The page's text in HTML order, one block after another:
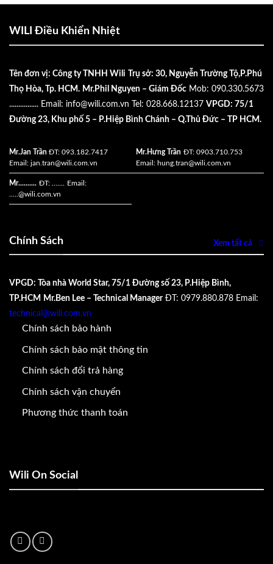
WILI Điều Khiển Nhiệt
Tên đơn vị: Công ty TNHH Wili Trụ sở: 30, Nguyễn Trường Tộ,P.Phú
Thọ Hòa, Tp. HCM. Mr.Phil Nguyen – Giám Đốc Mob: 090.330.5673
................ Email: info@wili.com.vn Tel: 028.668.12137 VPGD: 75/1
Đường 23, Khu phố 5 – P.Hiệp Bình Chánh – Q.Thủ Đức – TP HCM.
Mr.Jan Trần ĐT: 093.182.7417
Email: jan.tran@wili.com.vn
Mr.Hưng Trần ĐT: 0903.710.753
Email: hung.tran@wili.com.vn
Mr.......... ĐT: ....... Email:
.....@wili.com.vn
Chính Sách Xem tất cả
VPGD: Tòa nhà World Star, 75/1 Đường số 23, P.Hiệp Bình,
TP.HCM Mr.Ben Lee – Technical Manager ĐT: 0979.880.878 Email:
technical@wili.com.vn
Chính sách bảo hành
Chính sách bảo mật thông tin
Chính sách đổi trả hàng
Chính sách vận chuyển
Phương thức thanh toán
Wili On Social